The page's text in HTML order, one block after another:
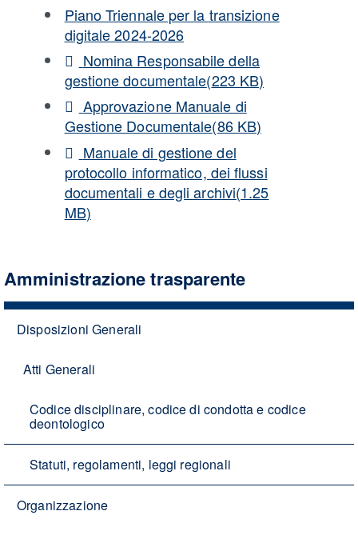
Piano Triennale per la transizione
digitale 2024-2026
pdf
Nomina Responsabile della
gestione documentale(223 KB)
pdf
Approvazione Manuale di
Gestione Documentale(86 KB)
pdf
Manuale di gestione del
protocollo informatico, dei flussi
documentali e degli archivi(1.25
MB)
Amministrazione trasparente
Disposizioni Generali
Atti Generali
Codice disciplinare, codice di condotta e codice
deontologico
Statuti, regolamenti, leggi regionali
Organizzazione